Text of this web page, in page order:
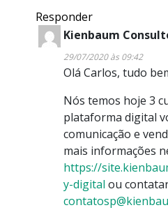
Responder
Kienbaum
29/07/2020 às 09:42
Olá Carlos, tudo
Nós temos hoje 3
plataforma digital
comunicação e
mais informações
https://
y-digital ou